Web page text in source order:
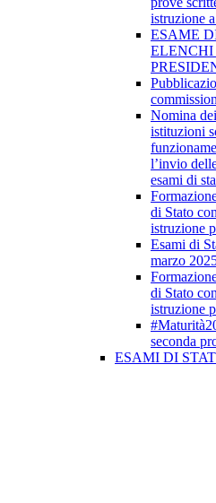
istruzione
ESAME
Nomina
istituzioni
l’invio
esami di
di Stato
istruzione
Esami di
marzo
di Stato
istruzione
seconda
ESAMI DI